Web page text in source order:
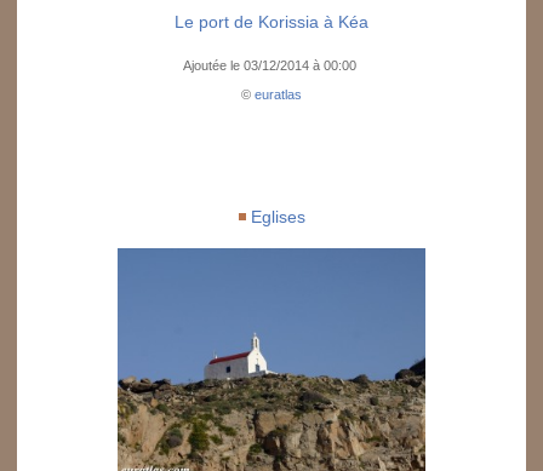
Le port de Korissia à Kéa
Ajoutée le 03/12/2014 à 00:00
© euratlas
Eglises